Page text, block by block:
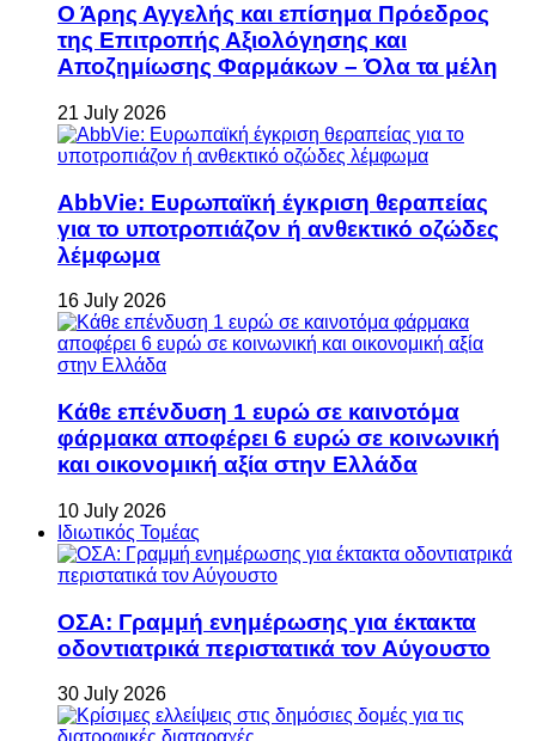
Ο Άρης Αγγελής και επίσημα Πρόεδρος
της Επιτροπής Αξιολόγησης και
Αποζημίωσης Φαρμάκων – Όλα τα μέλη
21 July 2026
AbbVie: Ευρωπαϊκή έγκριση θεραπείας
για το υποτροπιάζον ή ανθεκτικό οζώδες
λέμφωμα
16 July 2026
Κάθε επένδυση 1 ευρώ σε καινοτόμα
φάρμακα αποφέρει 6 ευρώ σε κοινωνική
και οικονομική αξία στην Ελλάδα
10 July 2026
Ιδιωτικός Τομέας
ΟΣΑ: Γραμμή ενημέρωσης για έκτακτα
οδοντιατρικά περιστατικά τον Αύγουστο
30 July 2026